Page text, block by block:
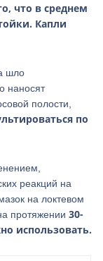
что в среднем
Капли
шло
наносят
полости,
по
реакций на
на локтевом
протяжении30-
использовать.